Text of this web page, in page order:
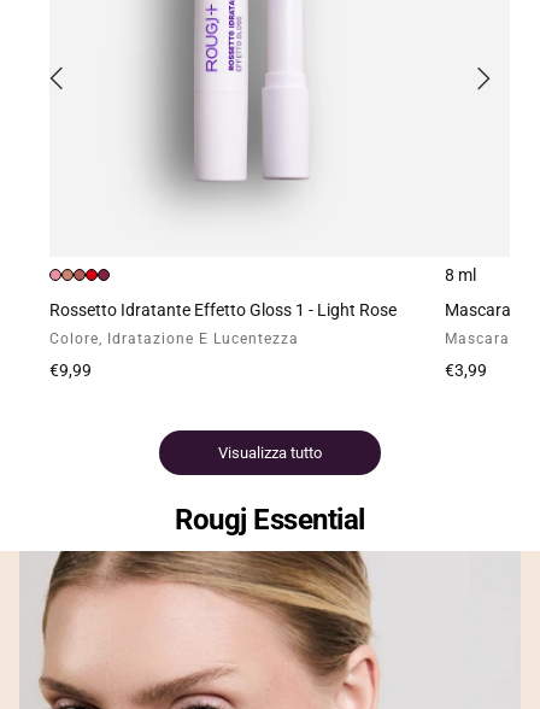
Rossetto Idratante Effetto Gloss 1 - Light Rose
Colore, Idratazione E Lucentezza
Prezzo
€9,99
8 ml
Mascara
Mascara
Prezzo
€3,99
Visualizza tutto
Rougj Essential